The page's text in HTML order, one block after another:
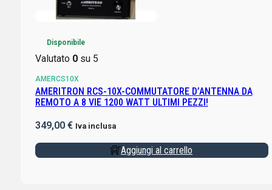
Disponibile
Valutato 0su 5
AMERCS10X
AMERITRON RCS-10X-COMMUTATORE D’ANTENNA DA
REMOTO A 8 VIE 1200 WATT ULTIMI PEZZI!
349,00 € Iva inclusa
Aggiungi al carrello